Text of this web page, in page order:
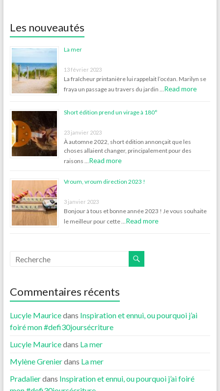
Les nouveautés
La mer
13 février 2023
La fraîcheur printanière lui rappelait l’océan. Marilyn se
fraya un passage au travers du jardin …Read more
Short édition prend un virage à 180°
23 janvier 2023
À automne 2022, short édition annonçait que les
choses allaient changer, principalement pour des
raisons …Read more
Vroum, vroum direction 2023 !
3 janvier 2023
Bonjour à tous et bonne année 2023 ! Je vous souhaite
le meilleur pour cette …Read more
Commentaires récents
Lucyle Mauricedans Inspiration et ennui, ou pourquoi j’ai
foiré mon #defi30joursécriture
Lucyle Mauricedans La mer
Mylène Grenierdans La mer
Pradalierdans Inspiration et ennui, ou pourquoi j’ai foiré